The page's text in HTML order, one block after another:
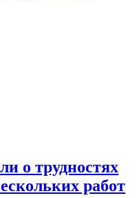
о трудностях
работ